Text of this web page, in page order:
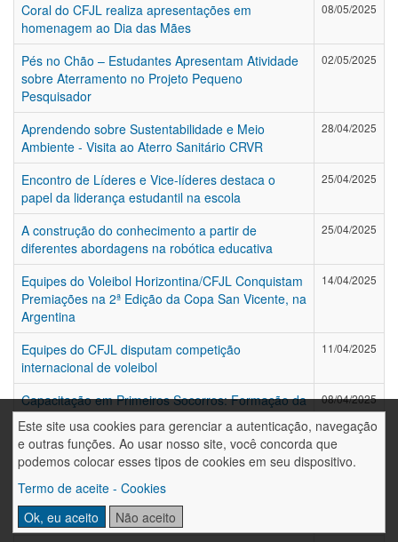
Este site usa cookies para gerenciar a autenticação, navegação
e outras funções. Ao usar nosso site, você concorda que
podemos colocar esses tipos de cookies em seu dispositivo.
Termo de aceite - Cookies
Ok, eu aceito
Não aceito
Coral do CFJL realiza apresentações em
homenagem ao Dia das Mães
08/05/2025
Pés no Chão – Estudantes Apresentam Atividade
sobre Aterramento no Projeto Pequeno
Pesquisador
02/05/2025
Aprendendo sobre Sustentabilidade e Meio
Ambiente - Visita ao Aterro Sanitário CRVR
28/04/2025
Encontro de Líderes e Vice-líderes destaca o
papel da liderança estudantil na escola
25/04/2025
A construção do conhecimento a partir de
diferentes abordagens na robótica educativa
25/04/2025
Equipes do Voleibol Horizontina/CFJL Conquistam
Premiações na 2ª Edição da Copa San Vicente, na
Argentina
14/04/2025
Equipes do CFJL disputam competição
internacional de voleibol
11/04/2025
Capacitação em Primeiros Socorros: Formação da
Lei Lucas envolve colaboradores
08/04/2025
Robótica Educativa: Inovação Aliada à
Aprendizagem
04/04/2025
CFJL e FAHOR realizam evento sobre excelência
no atendimento ao público